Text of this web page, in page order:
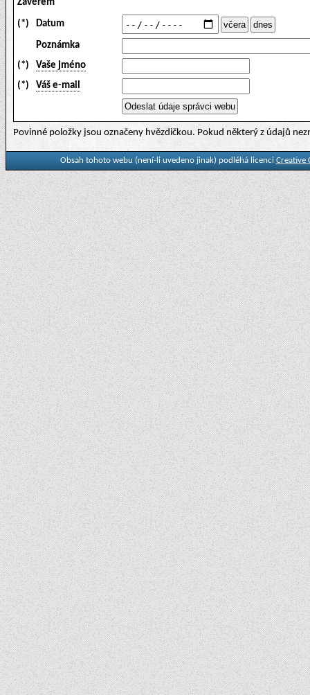
Závěrem
(*) Datum
Poznámka
(*)
Vaše jméno
(*)
Váš e-mail
Povinné položky jsou označeny hvězdičkou. Pokud některý z údajů
Obsah tohoto webu (není-li uvedeno jinak) podléhá licenci Creative